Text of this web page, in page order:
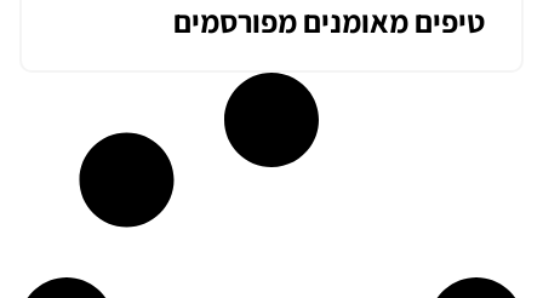
טיפים מאומנים מפורסמים